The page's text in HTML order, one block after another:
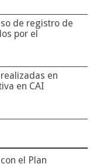
de registro de
por el
en
en CAI
el Plan